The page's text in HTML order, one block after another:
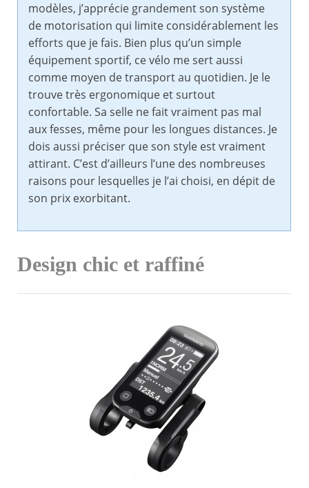
modèles, j’apprécie grandement son système
de motorisation qui limite considérablement les
efforts que je fais. Bien plus qu’un simple
équipement sportif, ce vélo me sert aussi
comme moyen de transport au quotidien. Je le
trouve très ergonomique et surtout
confortable. Sa selle ne fait vraiment pas mal
aux fesses, même pour les longues distances. Je
dois aussi préciser que son style est vraiment
attirant. C’est d’ailleurs l’une des nombreuses
raisons pour lesquelles je l’ai choisi, en dépit de
son prix exorbitant.
Design chic et raffiné